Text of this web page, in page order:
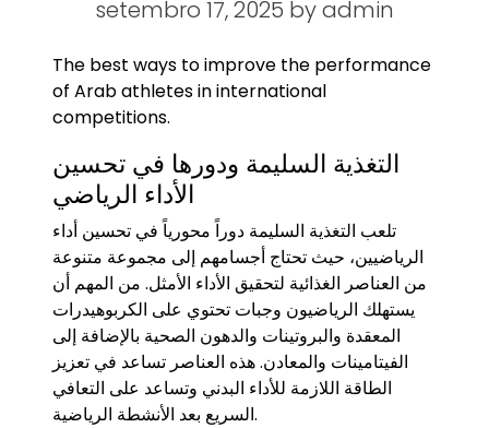
setembro 17, 2025 by admin
The best ways to improve the performance
of Arab athletes in international
competitions.
التغذية السليمة ودورها في تحسين
الأداء الرياضي
تلعب التغذية السليمة دوراً محورياً في تحسين أداء
الرياضيين، حيث تحتاج أجسامهم إلى مجموعة متنوعة
من العناصر الغذائية لتحقيق الأداء الأمثل. من المهم أن
يستهلك الرياضيون وجبات تحتوي على الكربوهيدرات
المعقدة والبروتينات والدهون الصحية بالإضافة إلى
الفيتامينات والمعادن. هذه العناصر تساعد في تعزيز
الطاقة اللازمة للأداء البدني وتساعد على التعافي
السريع بعد الأنشطة الرياضية.